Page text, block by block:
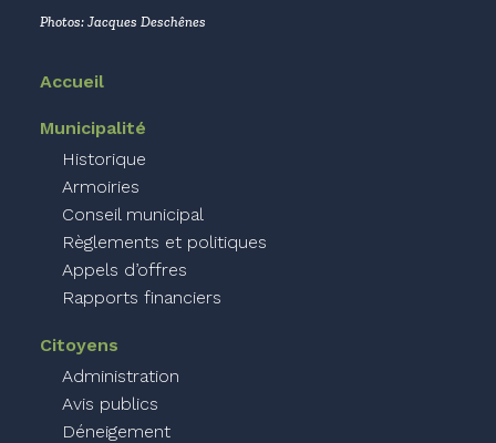
Photos: Jacques Deschênes
Accueil
Municipalité
Historique
Armoiries
Conseil municipal
Règlements et politiques
Appels d’offres
Rapports financiers
Citoyens
Administration
Avis publics
Déneigement